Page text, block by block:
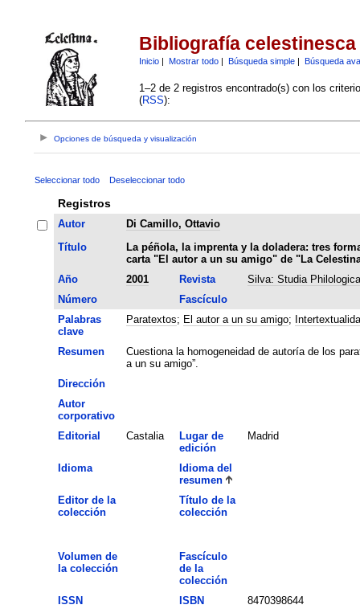
Bibliografía celestinesca
Inicio| Mostrar todo| Búsqueda simple| Búsqueda
1–2 de 2 registros encontrado(s) con los
(RSS):
Opciones de búsqueda y visualización
Seleccionar todo Deseleccionar todo
Registros
Autor
Di Camillo, Ottavio
Título
La péñola, la imprenta y la doladera: tres
carta "El autor a un su amigo" de "La
Año
2001 Revista
Silva: Studia
Número
Fascículo
Palabras
clave
Paratextos; El autor a un su amigo;
Resumen
Cuestiona la homogeneidad de autoría de los
a un su amigo”.
Dirección
Autor
corporativo
Editorial
Castalia
Lugar de
edición
Madrid
Idioma
Idioma del
resumen
Editor de la
colección
Título de la
colección
Volumen de
la colección
Fascículo
de la
colección
ISSN
ISBN
8470398644